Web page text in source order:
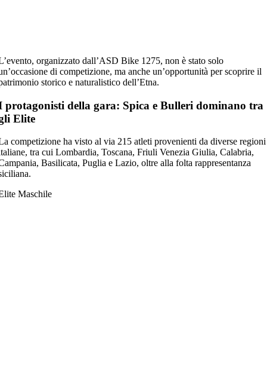
organizzato dall’ASD Bike 1275, non è stato solo
di competizione, ma anche un’opportunità per scoprire il
storico e naturalistico dell’Etna.
protagonisti della gara: Spica e Bulleri dominano tra
Elite
competizione ha visto al via 215 atleti provenienti da diverse regioni
tra cuiLombardia, Toscana, Friuli Venezia Giulia, Calabria,
Basilicata, Puglia e Lazio, oltre alla folta rappresentanza
.
Maschile